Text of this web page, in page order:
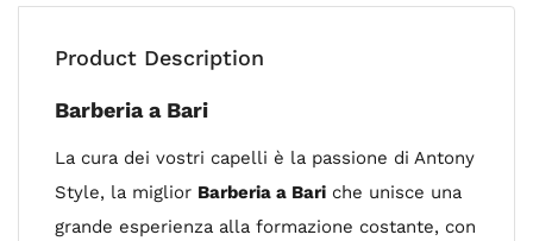
Product Description
Barberia a Bari
La cura dei vostri capelli è la passione di Antony
Style, la miglior Barberia a Bari che unisce una
grande esperienza alla formazione costante, con